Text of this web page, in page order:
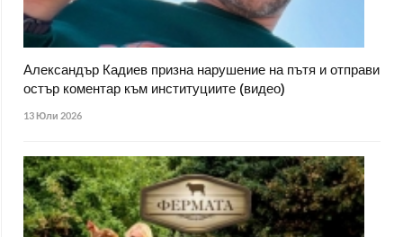
Александър Кадиев призна нарушение на пътя и отправи
остър коментар към институциите (видео)
13 Юли 2026